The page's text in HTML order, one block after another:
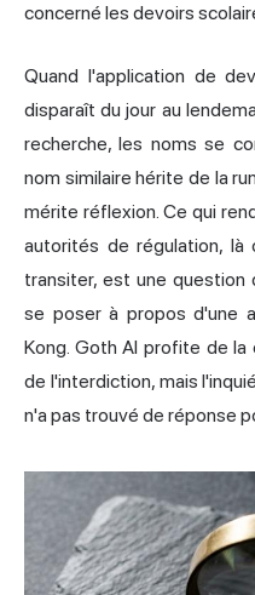
concerné les devoirs
Quand l'application de
disparaît du jour au
recherche, les noms se
nom similaire hérite de la
mérite réflexion. Ce qui
autorités de régulation, là
transiter, est une question
se poser à propos d'une
Kong. Goth AI profite de
de l'interdiction, mais
n'a pas trouvé de réponse